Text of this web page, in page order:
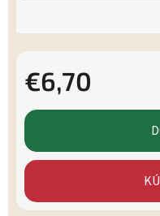
€6,70
Jednotková cena: